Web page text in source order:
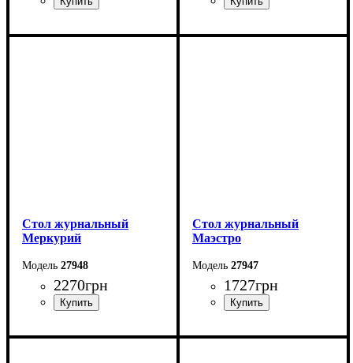
Ширина: 70 см
Ширина: 60 см
Стол журнальный
Меркурий
27948
2270грн
Ширина: 100 см
Стол журнальный
Маэстро
27947
1727грн
Ширина: 90 см